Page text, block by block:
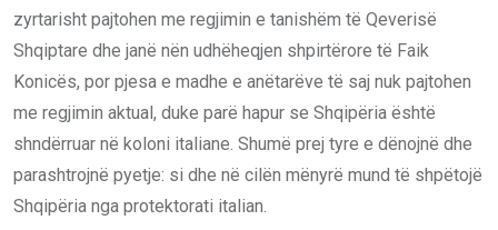
zyrtarisht pajtohen me regjimin e tanishëm të Qeverisë
Shqiptare dhe janë nën udhëheqjen shpirtërore të Faik
Konicës, por pjesa e madhe e anëtarëve të saj nuk pajtohen
me regjimin aktual, duke parë hapur se Shqipëria është
shndërruar në koloni italiane. Shumë prej tyre e dënojnë dhe
parashtrojnë pyetje: si dhe në cilën mënyrë mund të shpëtojë
Shqipëria nga protektorati italian.